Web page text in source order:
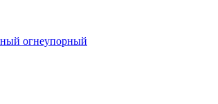
огнеупорный